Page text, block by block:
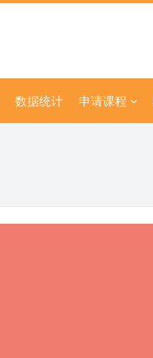
数据统计 申请课程